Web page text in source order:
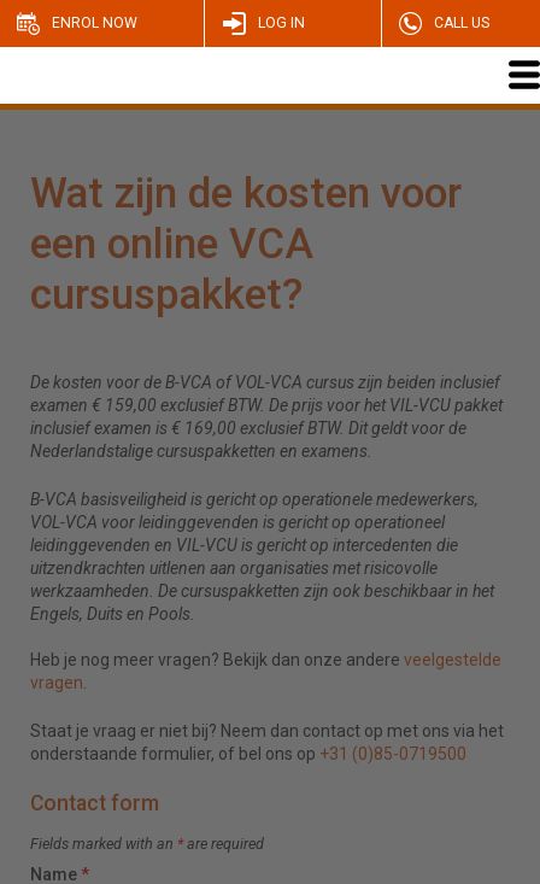
ENROL NOW LOG IN CALL US
Wat zijn de kosten voor
een online VCA
cursuspakket?
De kosten voor de B-VCA of VOL-VCA cursus zijn beiden inclusief
examen € 159,00 exclusief BTW. De prijs voor het VIL-VCU pakket
inclusief examen is € 169,00 exclusief BTW. Dit geldt voor de
Nederlandstalige cursuspakketten en examens.
B-VCA basisveiligheid is gericht op operationele medewerkers,
VOL-VCA voor leidinggevenden is gericht op operationeel
leidinggevenden en VIL-VCU is gericht op intercedenten die
uitzendkrachten uitlenen aan organisaties met risicovolle
werkzaamheden. De cursuspakketten zijn ook beschikbaar in het
Engels, Duits en Pools.
Heb je nog meer vragen? Bekijk dan onze andere veelgestelde
vragen.
Staat je vraag er niet bij? Neem dan contact op met ons via het
onderstaande formulier, of bel ons op +31 (0)85-0719500
Contact form
Fields marked with an *are required
Name *